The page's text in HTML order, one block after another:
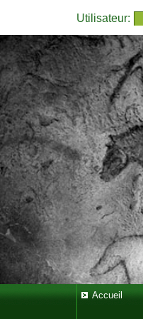
Utilisateur:
Accueil